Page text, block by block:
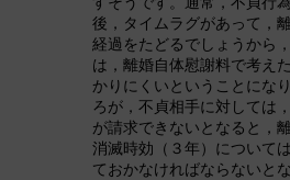
後，タイムラグがあって，
経過をたどるでしょうから
は，離婚自体慰謝料で考え
かりにくいということにな
ろが，不貞相手に対しては
が請求できないとなると，
消滅時効（３年）について
ておかなければならないと